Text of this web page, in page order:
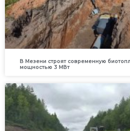
В Мезени строят современную
мощностью 3 МВт